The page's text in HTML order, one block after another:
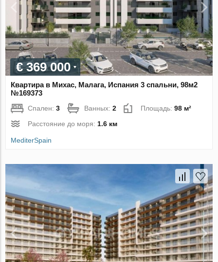
€ 369 000
Квартира в Михас, Малага, Испания 3 спальни, 98м2
№169373
Спален:3 Ванных:2 Площадь:98 м²
Расстояние до моря: 1.6 км
MediterSpain